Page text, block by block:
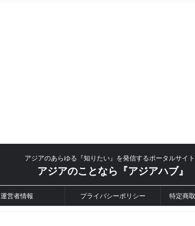
アジアのあらゆる『知りたい』を発信するポータルサイト
アジアのことなら『アジアハブ』
運営者情報 プライバシーポリシー 特定商